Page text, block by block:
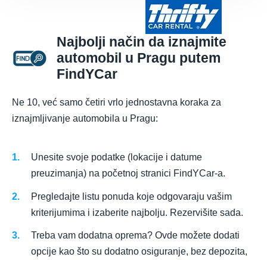
Najbolji način da iznajmite
automobil u Pragu putem
FindYCar
Ne 10, već samo četiri vrlo jednostavna koraka za
iznajmljivanje automobila u Pragu:
Unesite svoje podatke (lokacije i datume
preuzimanja) na početnoj stranici FindYCar-a.
Pregledajte listu ponuda koje odgovaraju vašim
kriterijumima i izaberite najbolju. Rezervišite sada.
Treba vam dodatna oprema? Ovde možete dodati
opcije kao što su dodatno osiguranje, bez depozita,